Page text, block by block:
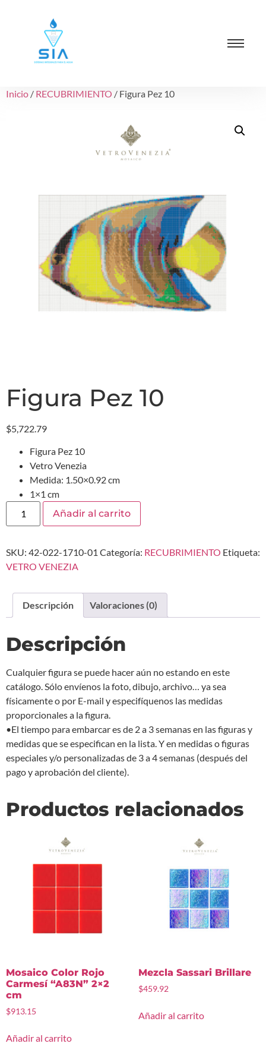
Inicio / RECUBRIMIENTO / Figura Pez 10
Figura Pez 10
$5,722.79
Figura Pez 10
Vetro Venezia
Medida: 1.50×0.92 cm
1×1 cm
Añadir al carrito
SKU: 42-022-1710-01 Categoría: RECUBRIMIENTO Etiqueta:
VETRO VENEZIA
Descripción Valoraciones (0)
Descripción
Cualquier figura se puede hacer aún no estando en este
catálogo. Sólo envíenos la foto, dibujo, archivo… ya sea
físicamente o por E-mail y especifíquenos las medidas
proporcionales a la figura.
•El tiempo para embarcar es de 2 a 3 semanas en las figuras y
medidas que se especifican en la lista. Y en medidas o figuras
especiales y/o personalizadas de 3 a 4 semanas (después del
pago y aprobación del cliente).
Productos relacionados
Mosaico Color Rojo
Carmesí “A83N” 2×2
cm
$913.15
Añadir al carrito
Mezcla Sassari Brillare
$459.92
Añadir al carrito